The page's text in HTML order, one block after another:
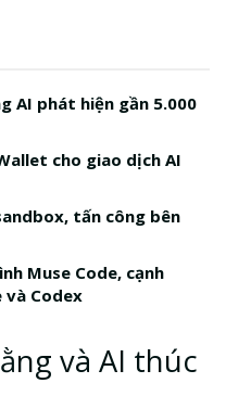
AI phát hiện gần 5.000
cho giao dịch AI
tấn công bên
Muse Code, cạnh
Codex
và AI thúc